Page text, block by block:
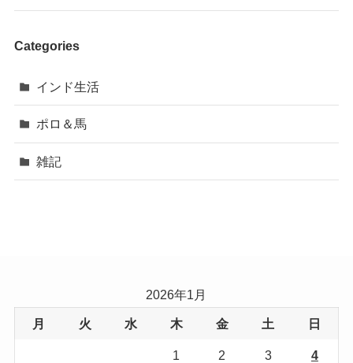
Categories
インド生活
ポロ＆馬
雑記
2026年1月
月 火 水 木 金 土 日
1 2 3 4